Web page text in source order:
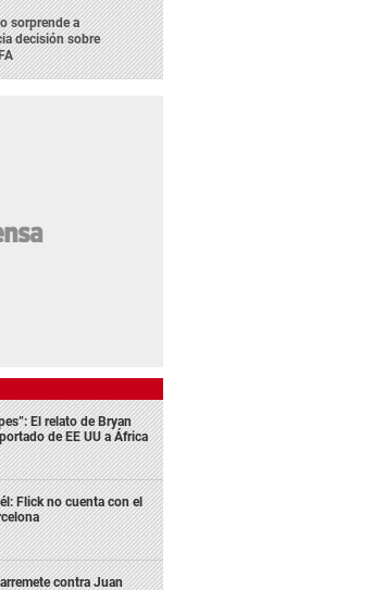
sorprende a
decisión sobre
El relato de Bryan
de EE UU a África
Flick no cuenta con el
contra Juan